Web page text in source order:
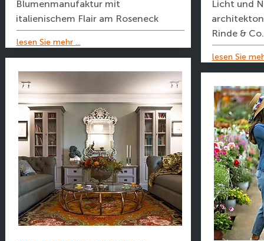
Blumenmanufaktur mit
italienischem Flair am Roseneck
lesen Sie mehr ...
Licht und
Rinde & Co.
lesen Sie